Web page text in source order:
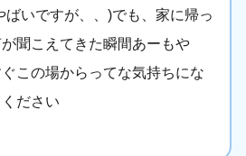
ばいですが、、)でも、家に帰っ
聞こえてきた瞬間あーもや
この場からってな気持ちにな
ださい